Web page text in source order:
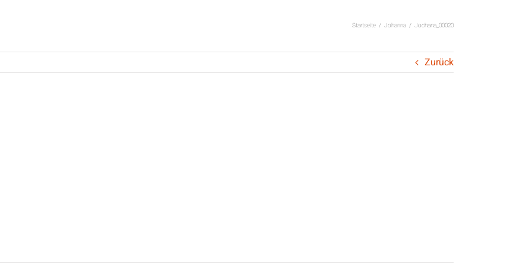
Startseite / Johanna / Jochana_00020
Zurück